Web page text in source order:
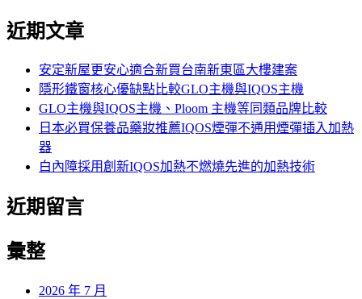
關
近期文章
安定新屋更安心適合新買台南新東區大樓建案
隱形鐵窗核心優缺點比較GLO主機與IQOS主機
GLO主機與IQOS主機、Ploom 主機等同類品牌比較
日本必買保養品藥妝推薦IQOS煙彈不通用煙彈插入加熱
器
白內障採用創新IQOS加熱不燃燒先進的加熱技術
近期留言
彙整
2026 年 7 月